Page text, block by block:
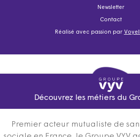
Newsletter
Contact
Réalisé avec passion par
Découvrez les métiers du
Premier acteur mutualiste de